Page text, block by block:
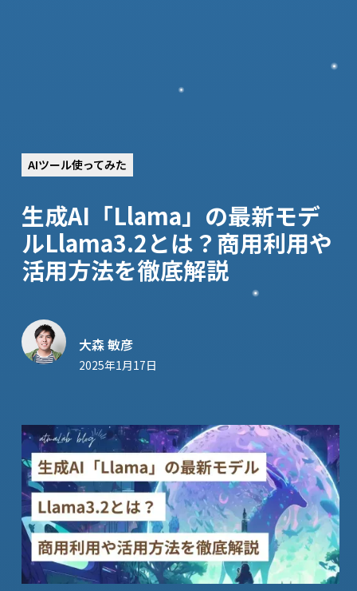
AIツール使ってみた
生成AI「Llama」の最新モデ
ルLlama3.2とは？商用利用や
活用方法を徹底解説
大森 敏彦
2025年1月17日